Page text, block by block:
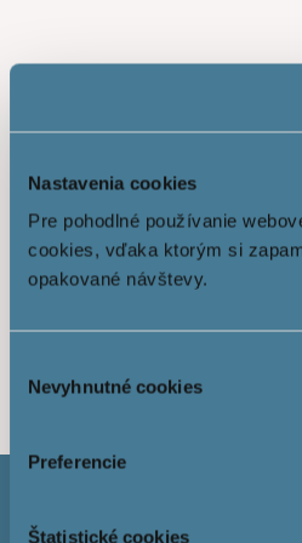
Nastavenia cookies
Pre pohodlné používanie
cookies, vďaka ktorým si
opakované návštevy.
súhlasu
Nevyhnutné cookies
Preferencie
Štatistické cookies